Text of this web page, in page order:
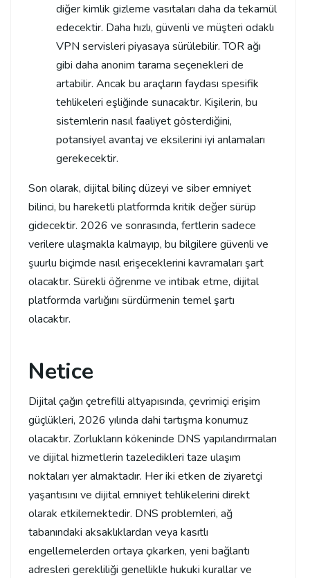
diğer kimlik gizleme vasıtaları daha da tekamül
edecektir. Daha hızlı, güvenli ve müşteri odaklı
VPN servisleri piyasaya sürülebilir. TOR ağı
gibi daha anonim tarama seçenekleri de
artabilir. Ancak bu araçların faydası spesifik
tehlikeleri eşliğinde sunacaktır. Kişilerin, bu
sistemlerin nasıl faaliyet gösterdiğini,
potansiyel avantaj ve eksilerini iyi anlamaları
gerekecektir.
Son olarak, dijital bilinç düzeyi ve siber emniyet
bilinci, bu hareketli platformda kritik değer sürüp
gidecektir. 2026 ve sonrasında, fertlerin sadece
verilere ulaşmakla kalmayıp, bu bilgilere güvenli ve
şuurlu biçimde nasıl erişeceklerini kavramaları şart
olacaktır. Sürekli öğrenme ve intibak etme, dijital
platformda varlığını sürdürmenin temel şartı
olacaktır.
Netice
Dijital çağın çetrefilli altyapısında, çevrimiçi erişim
güçlükleri, 2026 yılında dahi tartışma konumuz
olacaktır. Zorlukların kökeninde DNS yapılandırmaları
ve dijital hizmetlerin tazeledikleri taze ulaşım
noktaları yer almaktadır. Her iki etken de ziyaretçi
yaşantısını ve dijital emniyet tehlikelerini direkt
olarak etkilemektedir. DNS problemleri, ağ
tabanındaki aksaklıklardan veya kasıtlı
engellemelerden ortaya çıkarken, yeni bağlantı
adresleri gerekliliği genellikle hukuki kurallar ve